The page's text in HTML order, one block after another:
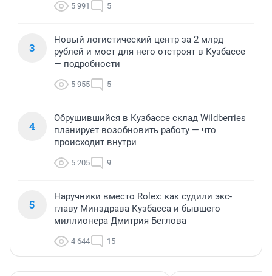
5 991 5
3
Новый логистический центр за 2 млрд
рублей и мост для него отстроят в Кузбассе
— подробности
5 955 5
4
Обрушившийся в Кузбассе склад Wildberries
планирует возобновить работу — что
происходит внутри
5 205 9
5
Наручники вместо Rolex: как судили экс-
главу Минздрава Кузбасса и бывшего
миллионера Дмитрия Беглова
4 644 15